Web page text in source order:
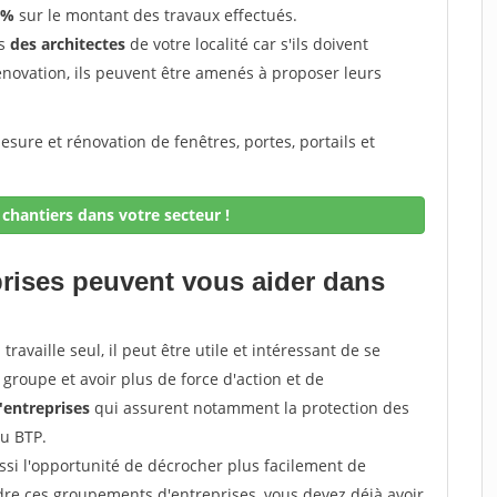
sur le montant des travaux effectués.
des architectes de votre localité car s'ils doivent
ils peuvent être amenés à proposer leurs
et rénovation de fenêtres, portes, portails et
dans votre secteur !
peuvent vous aider dans
seul, il peut être utile et intéressant de se
et avoir plus de force d'action et de
qui assurent notamment la protection des
BTP.
l'opportunité de décrocher plus facilement de